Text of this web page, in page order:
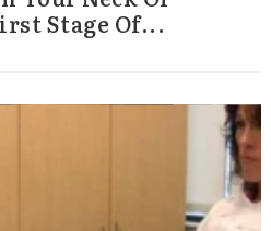
Stage Of...